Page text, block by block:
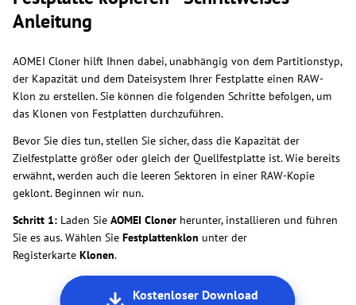
Anleitung
AOMEI Cloner hilft Ihnen dabei, unabhängig von dem Partitionstyp,
der Kapazität und dem Dateisystem Ihrer Festplatte einen RAW-
Klon zu erstellen. Sie können die folgenden Schritte befolgen, um
das Klonen von Festplatten durchzuführen.
Bevor Sie dies tun, stellen Sie sicher, dass die Kapazität der
Zielfestplatte größer oder gleich der Quellfestplatte ist. Wie bereits
erwähnt, werden auch die leeren Sektoren in einer RAW-Kopie
geklont. Beginnen wir nun.
Schritt 1: Laden Sie AOMEI Cloner herunter, installieren und führen
Sie es aus. Wählen Sie Festplattenklon unter der
Registerkarte Klonen.
Kostenloser Download